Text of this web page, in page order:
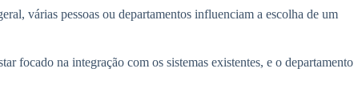
várias pessoas ou departamentos influenciam a escolha de um
focado na integração com os sistemas existentes, e o departamento